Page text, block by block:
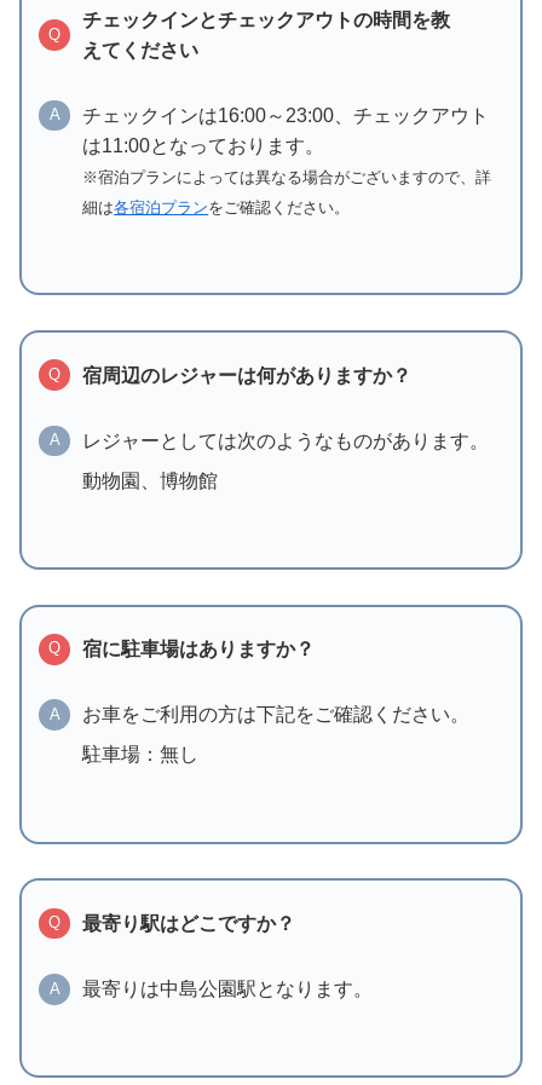
Q
チェックインとチェックアウトの時間を教
えてください
A
チェックインは16:00～23:00、チェックアウト
は11:00となっております。
※宿泊プランによっては異なる場合がございますので、詳
細は各宿泊プランをご確認ください。
Q 宿周辺のレジャーは何がありますか？
A
レジャーとしては次のようなものがあります。
動物園、博物館
Q 宿に駐車場はありますか？
A
お車をご利用の方は下記をご確認ください。
駐車場：無し
Q 最寄り駅はどこですか？
A 最寄りは中島公園駅となります。